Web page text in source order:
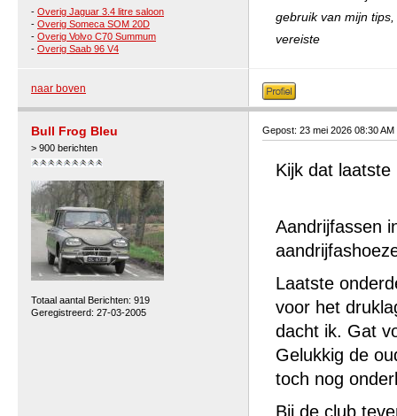
- Overig Jaguar 3.4 litre saloon
- Overig Someca SOM 20D
- Overig Volvo C70 Summum
- Overig Saab 96 V4
gebruik van mijn
vereiste
naar boven
Bull Frog Bleu
> 900 berichten
Totaal aantal Berichten: 919
Geregistreerd: 27-03-2005
Gepost: 23 mei 2026 08:30 AM
Kijk dat
Aandrijfassen
Laatste
voor het
dacht ik. Gat
Gelukkig de
toch nog
Bij de club